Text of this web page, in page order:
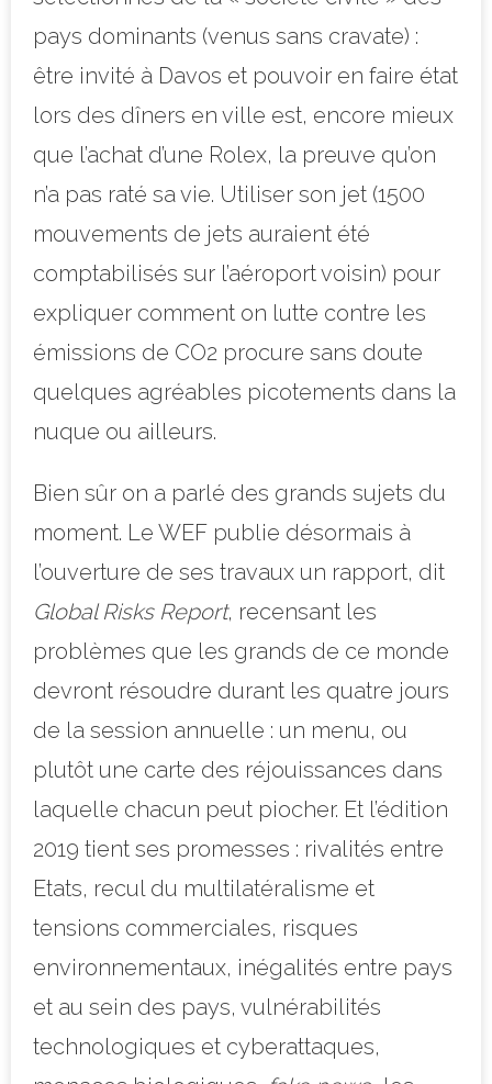
pays dominants (venus sans cravate) :
être invité à Davos et pouvoir en faire état
lors des dîners en ville est, encore mieux
que l’achat d’une Rolex, la preuve qu’on
n’a pas raté sa vie. Utiliser son jet (1500
mouvements de jets auraient été
comptabilisés sur l’aéroport voisin) pour
expliquer comment on lutte contre les
émissions de CO2 procure sans doute
quelques agréables picotements dans la
nuque ou ailleurs.
Bien sûr on a parlé des grands sujets du
moment. Le WEF publie désormais à
l’ouverture de ses travaux un rapport, dit
Global Risks Report, recensant les
problèmes que les grands de ce monde
devront résoudre durant les quatre jours
de la session annuelle : un menu, ou
plutôt une carte des réjouissances dans
laquelle chacun peut piocher. Et l’édition
2019 tient ses promesses : rivalités entre
Etats, recul du multilatéralisme et
tensions commerciales, risques
environnementaux, inégalités entre pays
et au sein des pays, vulnérabilités
technologiques et cyberattaques,